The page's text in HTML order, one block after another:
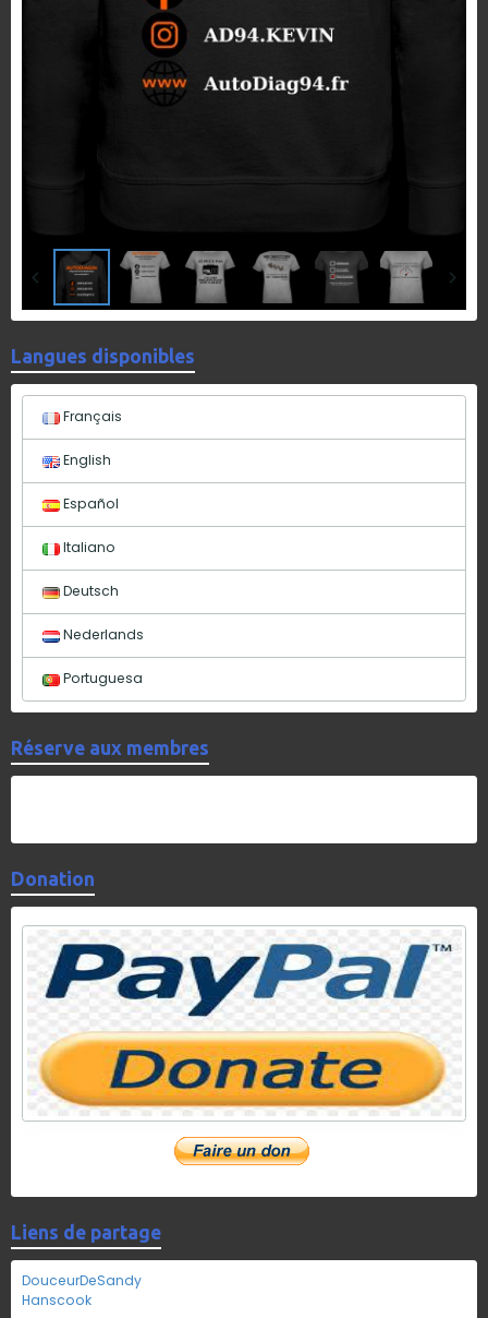
Langues disponibles
Français
English
Español
Italiano
Deutsch
Nederlands
Portuguesa
Réserve aux membres
Donation
Liens de partage
DouceurDeSandy
Hanscook